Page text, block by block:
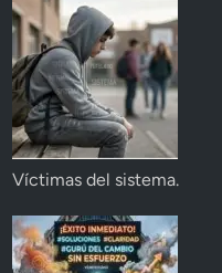
Víctimas del sistema.